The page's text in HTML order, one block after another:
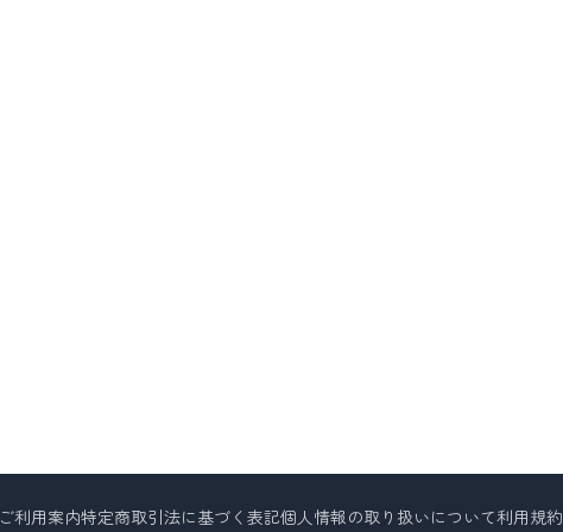
ご利用案内特定商取引法に基づく表記個人情報の取り扱いについて利用規約